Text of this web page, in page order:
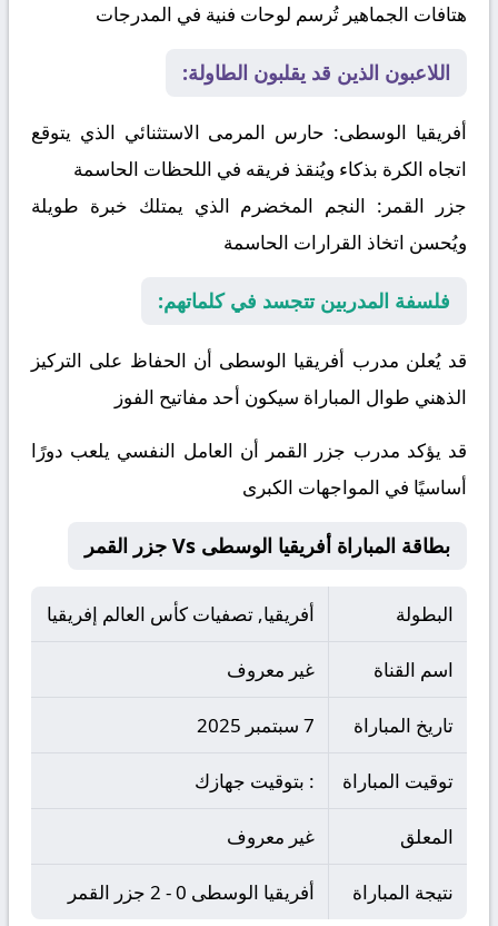
هتافات الجماهير تُرسم لوحات فنية في المدرجات
اللاعبون الذين قد يقلبون الطاولة:
أفريقيا الوسطى: حارس المرمى الاستثنائي الذي يتوقع
اتجاه الكرة بذكاء ويُنقذ فريقه في اللحظات الحاسمة
جزر القمر: النجم المخضرم الذي يمتلك خبرة طويلة
ويُحسن اتخاذ القرارات الحاسمة
فلسفة المدربين تتجسد في كلماتهم:
قد يُعلن مدرب أفريقيا الوسطى أن الحفاظ على التركيز
الذهني طوال المباراة سيكون أحد مفاتيح الفوز
قد يؤكد مدرب جزر القمر أن العامل النفسي يلعب دورًا
أساسيًا في المواجهات الكبرى
بطاقة المباراة أفريقيا الوسطى Vs جزر القمر
البطولة أفريقيا, تصفيات كأس العالم إفريقيا
اسم القناة غير معروف
تاريخ المباراة 7 سبتمبر 2025
توقيت المباراة : بتوقيت جهازك
المعلق غير معروف
نتيجة المباراة أفريقيا الوسطى 0 - 2 جزر القمر